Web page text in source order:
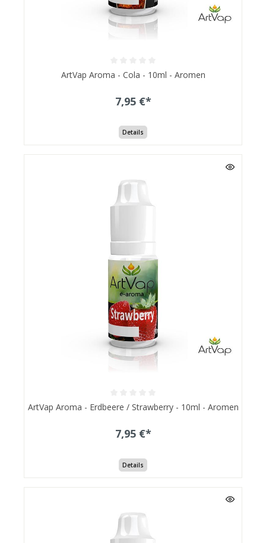
ArtVap Aroma - Cola - 10ml - Aromen
7,95 €*
Details
ArtVap Aroma - Erdbeere / Strawberry - 10ml - Aromen
7,95 €*
Details